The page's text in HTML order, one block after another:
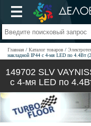
Главная Каталог товаров
накладной IP44 с 4-мя LED по 4.4Вт
149702 SLV
с 4-мя LED по